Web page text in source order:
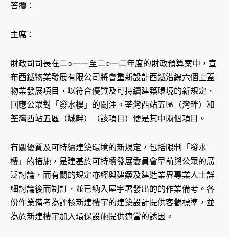
答覆：
主席：
財政司司長在二○一一至二○一二年度的財政預算案中，宣
布西鐵物業發展有限公司將會重新設計西鐵沿線六個上蓋
物業發展項目，以符合優質及可持續建築環境的新規定，
回應公眾對「發水樓」的關注。荃灣西站五區（灣畔）和
荃灣西站五區（城畔）（該項目）便是其中兩個項目。
有關優質及可持續建築環境的新規定，包括限制「發水
樓」的措施，是建基於可持續發展委員會早前與公眾的廣
泛討論，而有關的規定亦經與建築及建造業界專業人士詳
細討論後而制訂，並已納入屋宇署發出的的作業備考。各
份作業備考為評核新建樓宇的建築設計提供客觀標準，並
為於新建樓宇加入環保設施提供適當的誘因。